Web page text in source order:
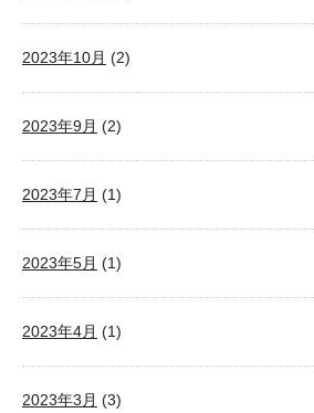
2023年10月 (2)
2023年9月 (2)
2023年7月 (1)
2023年5月 (1)
2023年4月 (1)
2023年3月 (3)